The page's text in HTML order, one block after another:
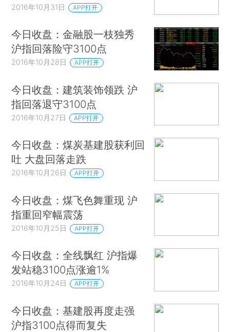
2016年10月31日 APP打开
今日收盘：金融股一枝独秀
沪指回落险守3100点
2016年10月28日 APP打开
今日收盘：建筑装饰领跌 沪
指回落退守3100点
2016年10月27日 APP打开
今日收盘：煤炭基建股获利回
吐 大盘回落走跌
2016年10月26日 APP打开
今日收盘：煤飞色舞重现 沪
指重回窄幅震荡
2016年10月25日 APP打开
今日收盘：全线飘红 沪指爆
发站稳3100点涨逾1%
2016年10月24日 APP打开
今日收盘：基建股再度走强
沪指3100点得而复失